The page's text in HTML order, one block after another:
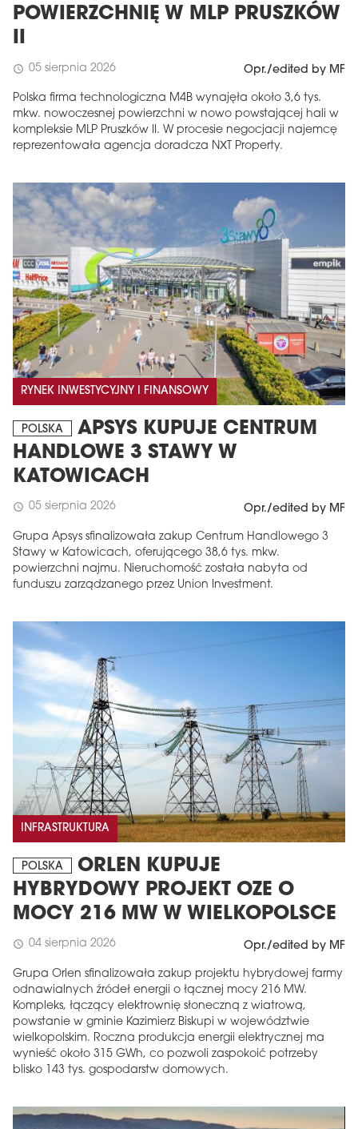
POWIERZCHNIĘ W MLP PRUSZKÓW
II
schedule 05 sierpnia 2026 Opr./edited by MF
Polska firma technologiczna M4B wynajęła około 3,6 tys.
mkw. nowoczesnej powierzchni w nowo powstającej hali w
kompleksie MLP Pruszków II. W procesie negocjacji najemcę
reprezentowała agencja doradcza NXT Property.
RYNEK INWESTYCYJNY I FINANSOWY
POLSKA
APSYS KUPUJE CENTRUM
HANDLOWE 3 STAWY W
KATOWICACH
schedule 05 sierpnia 2026 Opr./edited by MF
Grupa Apsys sfinalizowała zakup Centrum Handlowego 3
Stawy w Katowicach, oferującego 38,6 tys. mkw.
powierzchni najmu. Nieruchomość została nabyta od
funduszu zarządzanego przez Union Investment.
INFRASTRUKTURA
POLSKA
ORLEN KUPUJE
HYBRYDOWY PROJEKT OZE O
MOCY 216 MW W WIELKOPOLSCE
schedule 04 sierpnia 2026 Opr./edited by MF
Grupa Orlen sfinalizowała zakup projektu hybrydowej farmy
odnawialnych źródeł energii o łącznej mocy 216 MW.
Kompleks, łączący elektrownię słoneczną z wiatrową,
powstanie w gminie Kazimierz Biskupi w województwie
wielkopolskim. Roczna produkcja energii elektrycznej ma
wynieść około 315 GWh, co pozwoli zaspokoić potrzeby
blisko 143 tys. gospodarstw domowych.